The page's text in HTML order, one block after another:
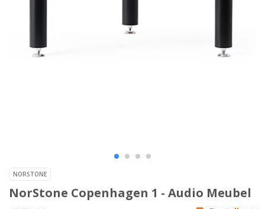
NORSTONE
NorStone Copenhagen 1 - Audio Meubel